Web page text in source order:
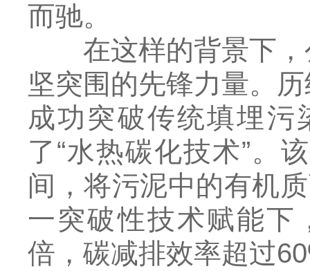
而驰。
在这样的背景下，
坚突围的先锋力量。
成功突破传统填埋污
了“水热碳化技术”。
间，将污泥中的有机
一突破性技术赋能下
倍，碳减排效率超过